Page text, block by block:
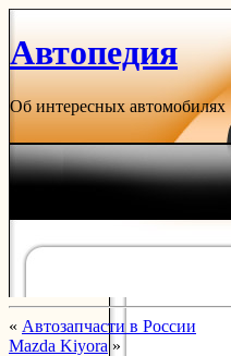
Автопедия
Об интересных автомобилях
« Автозапчасти в России
Mazda Kiyora »